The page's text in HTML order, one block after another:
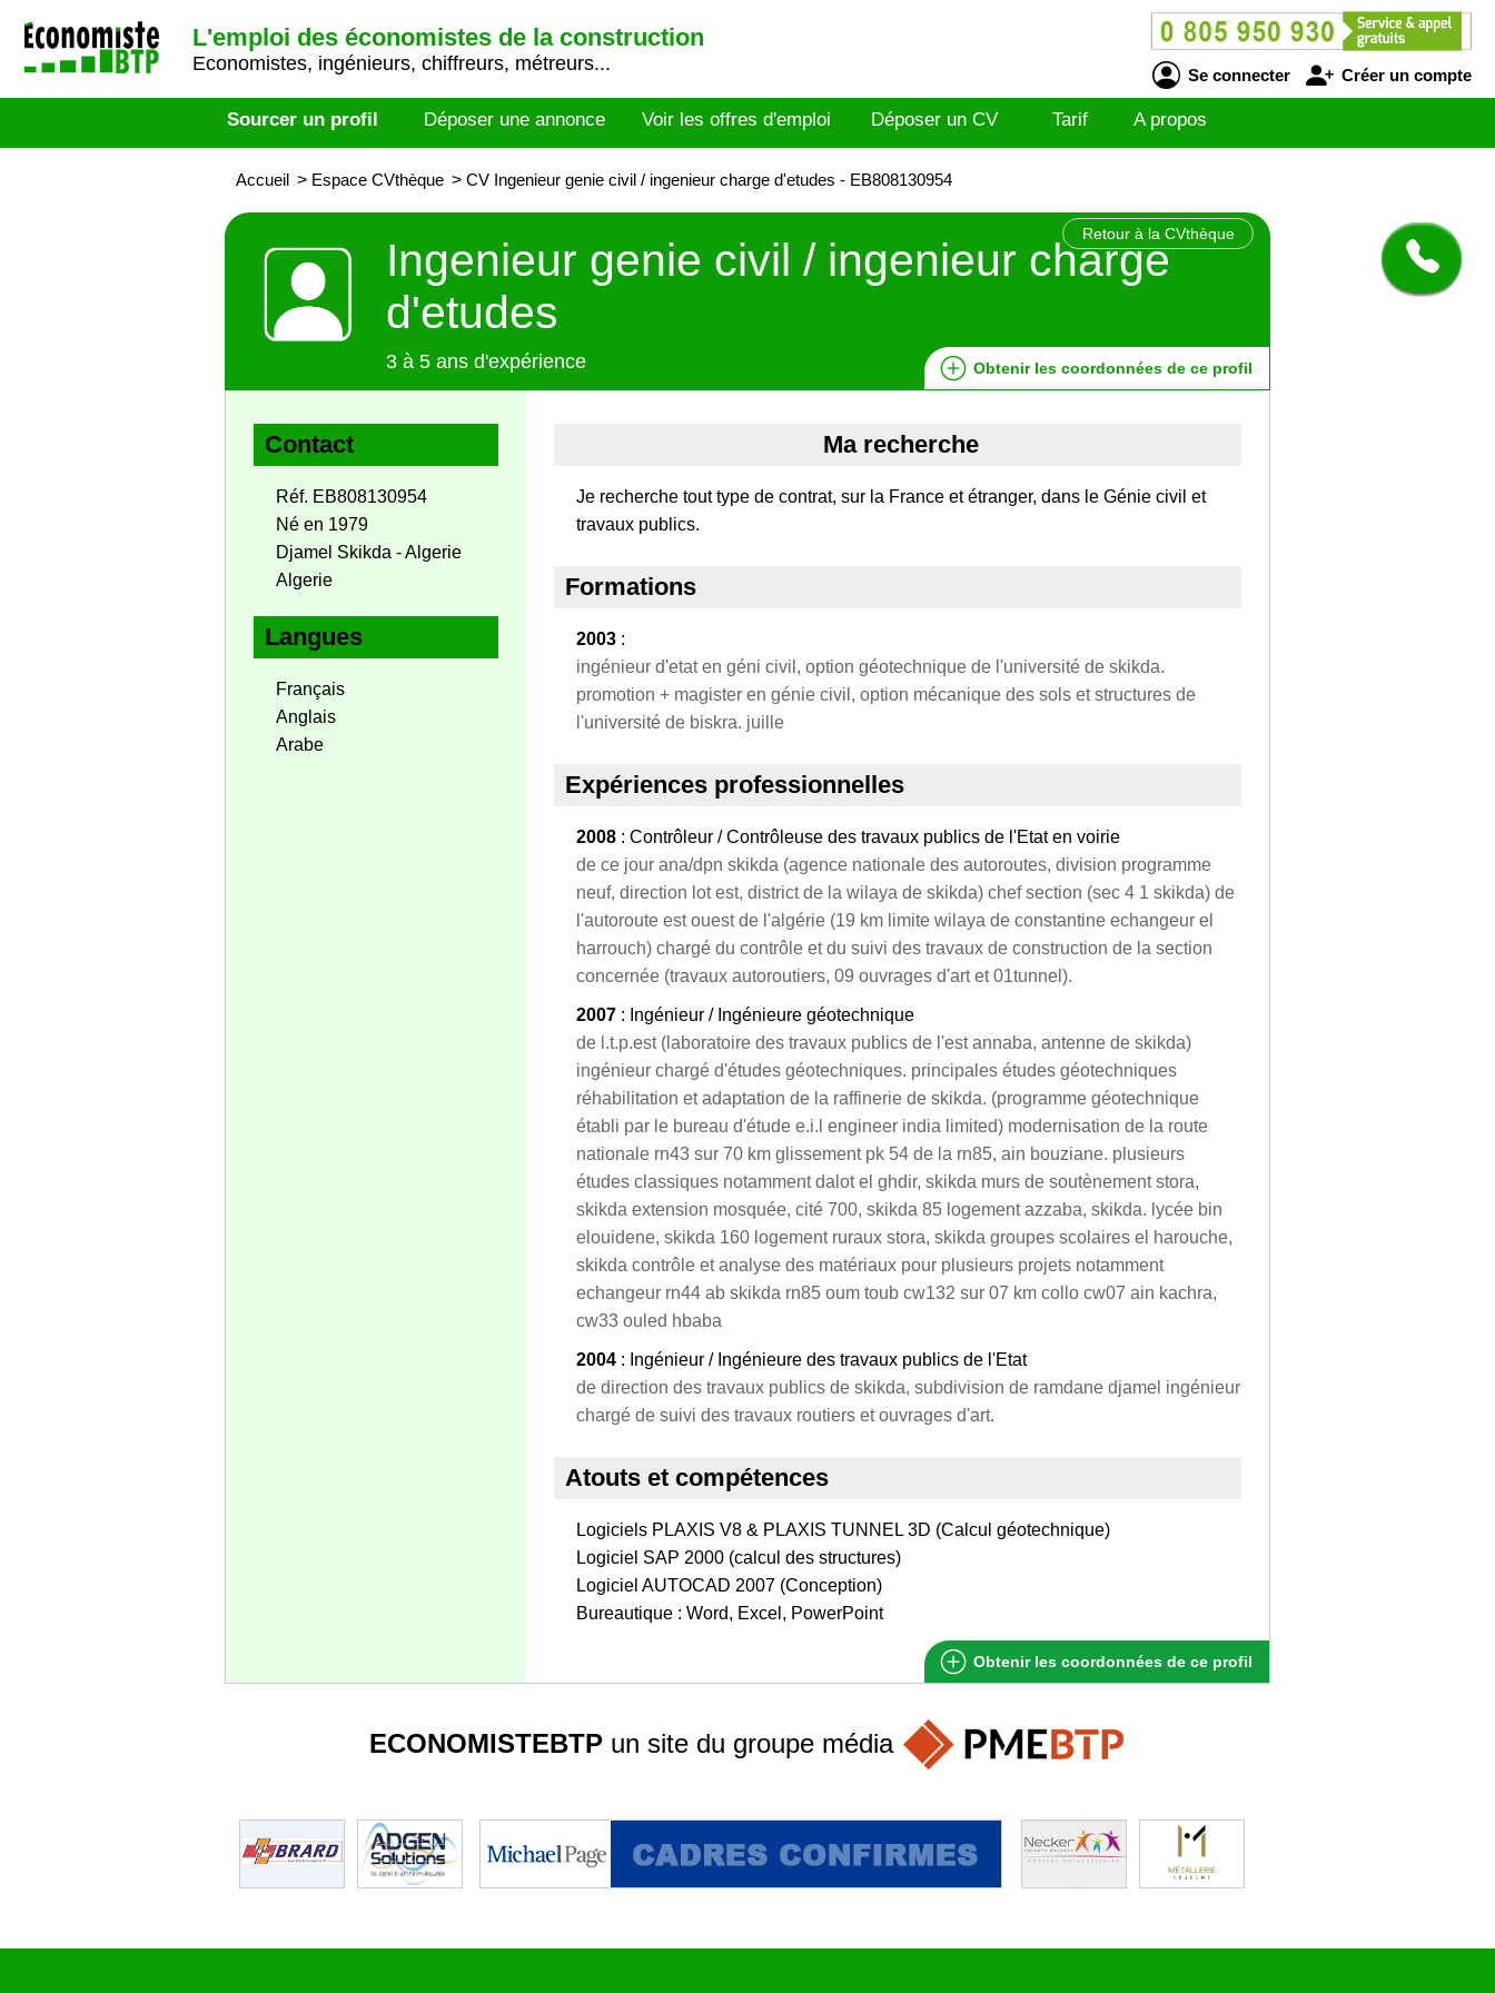
L'emploi des économistes de la construction
Economistes, ingénieurs, chiffreurs, métreurs...
Se connecter Créer un compte
Sourcer un profil Déposer une annonce Voir les offres d'emploi Déposer un CV Tarif A propos
Accueil > Espace CVthèque > CV Ingenieur genie civil / ingenieur charge d'etudes - EB808130954
Retour à la CVthèque
Ingenieur genie civil / ingenieur charge
d'etudes
3 à 5 ans d'expérience Obtenir les coordonnées de ce profil
Contact
Réf. EB808130954
Né en 1979
Djamel Skikda - Algerie
Algerie
Langues
Français
Anglais
Arabe
Ma recherche
Je recherche tout type de contrat, sur la France et étranger, dans le Génie civil et
travaux publics.
Formations
2003 :
ingénieur d'etat en géni civil, option géotechnique de l'université de skikda.
promotion + magister en génie civil, option mécanique des sols et structures de
l'université de biskra. juille
Expériences professionnelles
2008 : Contrôleur / Contrôleuse des travaux publics de l'Etat en voirie
de ce jour ana/dpn skikda (agence nationale des autoroutes, division programme
neuf, direction lot est, district de la wilaya de skikda) chef section (sec 4 1 skikda) de
l'autoroute est ouest de l'algérie (19 km limite wilaya de constantine echangeur el
harrouch) chargé du contrôle et du suivi des travaux de construction de la section
concernée (travaux autoroutiers, 09 ouvrages d'art et 01tunnel).
2007 : Ingénieur / Ingénieure géotechnique
de l.t.p.est (laboratoire des travaux publics de l'est annaba, antenne de skikda)
ingénieur chargé d'études géotechniques. principales études géotechniques
réhabilitation et adaptation de la raffinerie de skikda. (programme géotechnique
établi par le bureau d'étude e.i.l engineer india limited) modernisation de la route
nationale rn43 sur 70 km glissement pk 54 de la rn85, ain bouziane. plusieurs
études classiques notamment dalot el ghdir, skikda murs de soutènement stora,
skikda extension mosquée, cité 700, skikda 85 logement azzaba, skikda. lycée bin
elouidene, skikda 160 logement ruraux stora, skikda groupes scolaires el harouche,
skikda contrôle et analyse des matériaux pour plusieurs projets notamment
echangeur rn44 ab skikda rn85 oum toub cw132 sur 07 km collo cw07 ain kachra,
cw33 ouled hbaba
2004 : Ingénieur / Ingénieure des travaux publics de l'Etat
de direction des travaux publics de skikda, subdivision de ramdane djamel ingénieur
chargé de suivi des travaux routiers et ouvrages d'art.
Atouts et compétences
Logiciels PLAXIS V8 & PLAXIS TUNNEL 3D (Calcul géotechnique)
Logiciel SAP 2000 (calcul des structures)
Logiciel AUTOCAD 2007 (Conception)
Bureautique : Word, Excel, PowerPoint
Obtenir les coordonnées de ce profil
ECONOMISTEBTPun site du groupe média